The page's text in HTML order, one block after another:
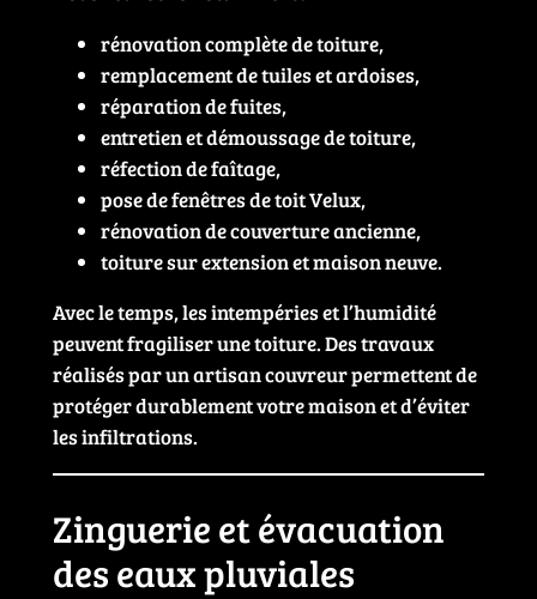
rénovation complète de toiture,
remplacement de tuiles et ardoises,
réparation de fuites,
entretien et démoussage de toiture,
réfection de faîtage,
pose de fenêtres de toit Velux,
rénovation de couverture ancienne,
toiture sur extension et maison neuve.
Avec le temps, les intempéries et l’humidité
peuvent fragiliser une toiture. Des travaux
réalisés par un artisan couvreur permettent de
protéger durablement votre maison et d’éviter
les infiltrations.
Zinguerie et évacuation
des eaux pluviales